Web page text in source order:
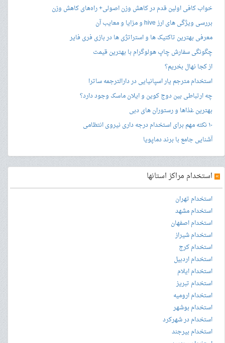
خواب کافی اولین قدم در کاهش وزن اصولی+ راه‌های کاهش وزن
بررسی ویژگی های ارز hive و مزایا و معایب آن
معرفی بهترین تاکتیک ها و استراتژی ها در بازی فری فایر
چگونگی سفارش چاپ هولوگرام با بهترین قیمت
از کجا نهال بخریم؟
استخدام مترجم یار اسپانیایی در دارالترجمه ساترا
چه ارتباطی بین دوج کوین و ایلان ماسک وجود دارد؟
بهترین غذاها و رستوران های دبی
۱۰ نکته مهم برای استخدام درجه داری نیروی انتظامی
آشنایی جامع با برند دماپویا
» استخدام مراکز استانها
استخدام تهران
استخدام مشهد
استخدام اصفهان
استخدام شیراز
استخدام کرج
استخدام اردبیل
استخدام ایلام
استخدام تبریز
استخدام ارومیه
استخدام بوشهر
استخدام در شهرکرد
استخدام بیرجند